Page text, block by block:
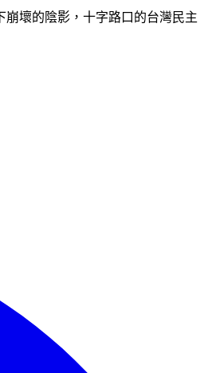
壞的陰影，十字路口的台灣民主